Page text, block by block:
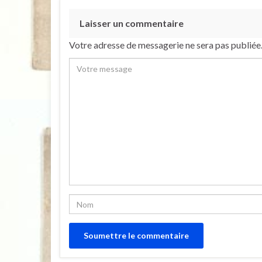
Laisser un commentaire
Votre adresse de messagerie ne sera pas publiée.